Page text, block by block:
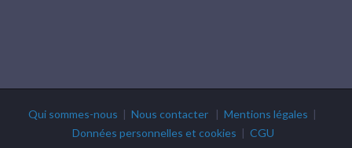
Qui sommes-nous | Nous contacter| Mentions légales |
Données personnelles et cookies | CGU